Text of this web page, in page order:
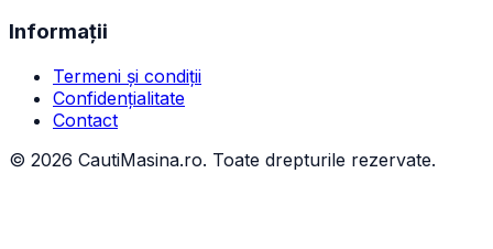
Informații
Termeni și condiții
Confidențialitate
Contact
© 2026 CautiMasina.ro. Toate drepturile rezervate.